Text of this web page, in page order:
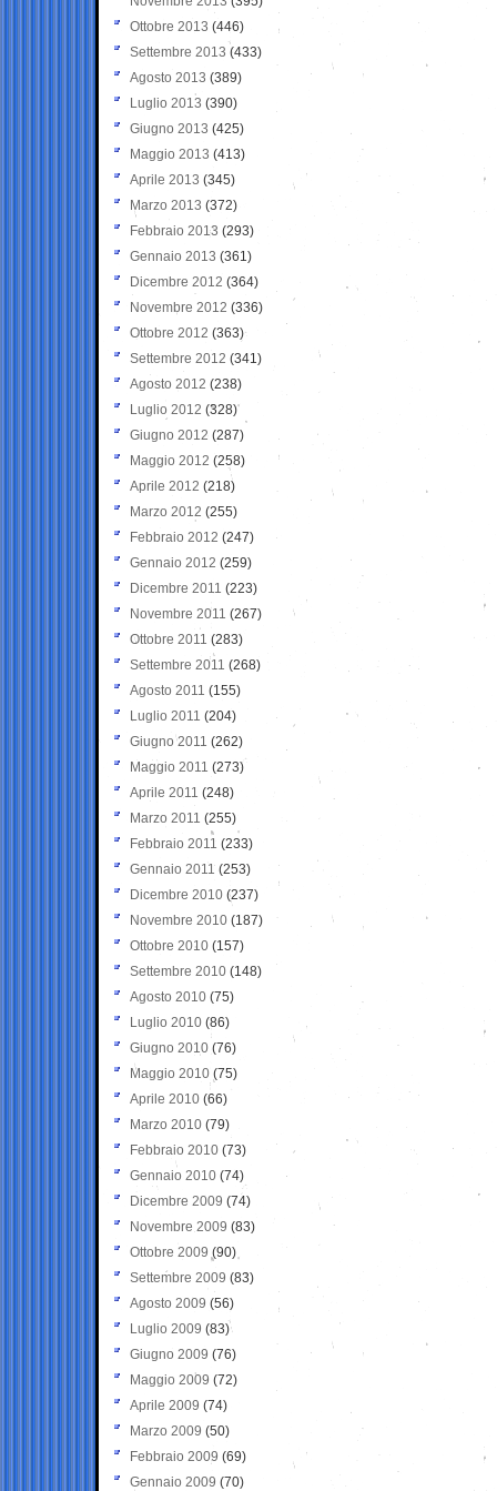
Ottobre 2013 (446)
Settembre 2013 (433)
Agosto 2013 (389)
Luglio 2013 (390)
Giugno 2013 (425)
Maggio 2013 (413)
Aprile 2013 (345)
Marzo 2013 (372)
Febbraio 2013 (293)
Gennaio 2013 (361)
Dicembre 2012 (364)
Novembre 2012 (336)
Ottobre 2012 (363)
Settembre 2012 (341)
Agosto 2012 (238)
Luglio 2012 (328)
Giugno 2012 (287)
Maggio 2012 (258)
Aprile 2012 (218)
Marzo 2012 (255)
Febbraio 2012 (247)
Gennaio 2012 (259)
Dicembre 2011 (223)
Novembre 2011 (267)
Ottobre 2011 (283)
Settembre 2011 (268)
Agosto 2011 (155)
Luglio 2011 (204)
Giugno 2011 (262)
Maggio 2011 (273)
Aprile 2011 (248)
Marzo 2011 (255)
Febbraio 2011 (233)
Gennaio 2011 (253)
Dicembre 2010 (237)
Novembre 2010 (187)
Ottobre 2010 (157)
Settembre 2010 (148)
Agosto 2010 (75)
Luglio 2010 (86)
Giugno 2010 (76)
Maggio 2010 (75)
Aprile 2010 (66)
Marzo 2010 (79)
Febbraio 2010 (73)
Gennaio 2010 (74)
Dicembre 2009 (74)
Novembre 2009 (83)
Ottobre 2009 (90)
Settembre 2009 (83)
Agosto 2009 (56)
Luglio 2009 (83)
Giugno 2009 (76)
Maggio 2009 (72)
Aprile 2009 (74)
Marzo 2009 (50)
Febbraio 2009 (69)
Gennaio 2009 (70)